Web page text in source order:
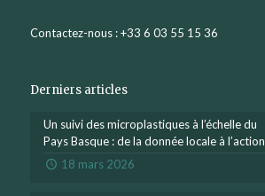
Contactez-nous : +33 6 03 55 15 36
Derniers articles
Un suivi des microplastiques à l’échelle du
Pays Basque : de la donnée locale à l’action
18 mars 2026